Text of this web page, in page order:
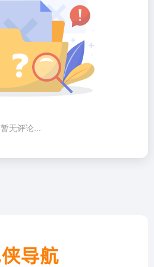
暂无评论...